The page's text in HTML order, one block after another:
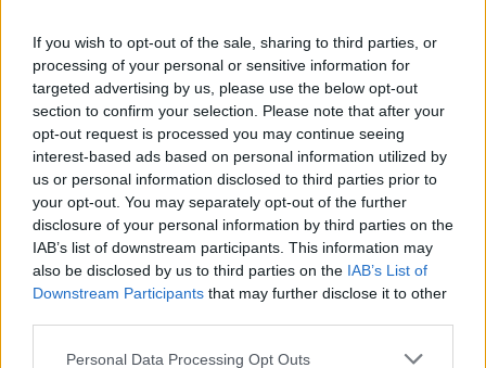
If you wish to opt-out of the sale, sharing to third parties, or
processing of your personal or sensitive information for
targeted advertising by us, please use the below opt-out
section to confirm your selection. Please note that after your
opt-out request is processed you may continue seeing
interest-based ads based on personal information utilized by
us or personal information disclosed to third parties prior to
your opt-out. You may separately opt-out of the further
disclosure of your personal information by third parties on the
IAB’s list of downstream participants. This information may
also be disclosed by us to third parties on the IAB’s List of
Downstream Participants that may further disclose it to other
Personal Data Processing Opt Outs